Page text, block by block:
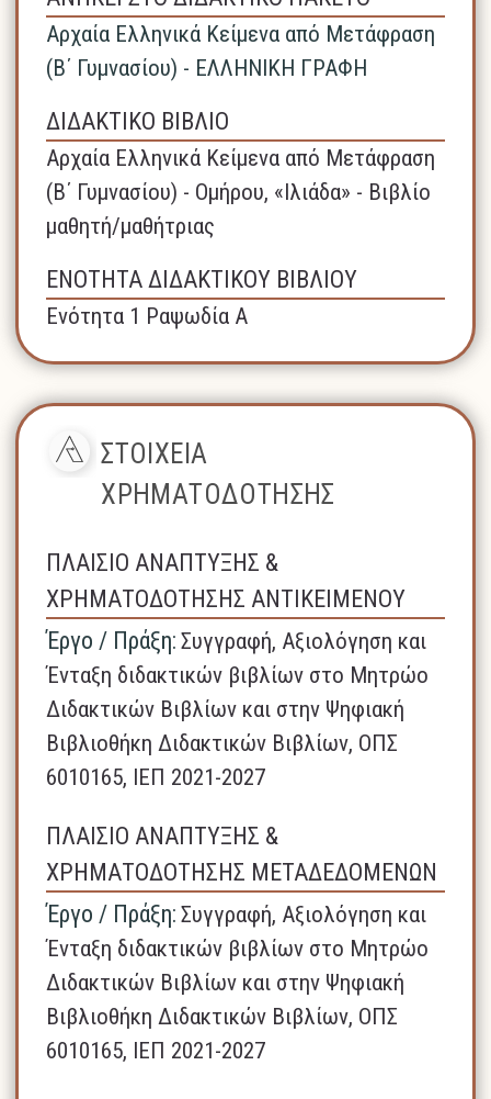
Αρχαία Ελληνικά Κείμενα από Μετάφραση
(Β΄ Γυμνασίου) - ΕΛΛΗΝΙΚΗ ΓΡΑΦΗ
ΔΙΔΑΚΤΙΚΟ ΒΙΒΛΙΟ
Αρχαία Ελληνικά Κείμενα από Μετάφραση
(Β΄ Γυμνασίου) - Ομήρου, «Ιλιάδα» - Βιβλίο
μαθητή/μαθήτριας
ΕΝΟΤΗΤΑ ΔΙΔΑΚΤΙΚΟΥ ΒΙΒΛΙΟΥ
Ενότητα 1 Ραψωδία Α
ΣΤΟΙΧΕΙΑ
ΧΡΗΜΑΤΟΔΟΤΗΣΗΣ
ΠΛΑΙΣΙΟ ΑΝΑΠΤΥΞΗΣ &
ΧΡΗΜΑΤΟΔΟΤΗΣΗΣ ΑΝΤΙΚΕΙΜΕΝΟΥ
Έργο / Πράξη: Συγγραφή, Αξιολόγηση και
Ένταξη διδακτικών βιβλίων στο Μητρώο
Διδακτικών Βιβλίων και στην Ψηφιακή
Βιβλιοθήκη Διδακτικών Βιβλίων, ΟΠΣ
6010165, ΙΕΠ 2021-2027
ΠΛΑΙΣΙΟ ΑΝΑΠΤΥΞΗΣ &
ΧΡΗΜΑΤΟΔΟΤΗΣΗΣ ΜΕΤΑΔΕΔΟΜΕΝΩΝ
Έργο / Πράξη: Συγγραφή, Αξιολόγηση και
Ένταξη διδακτικών βιβλίων στο Μητρώο
Διδακτικών Βιβλίων και στην Ψηφιακή
Βιβλιοθήκη Διδακτικών Βιβλίων, ΟΠΣ
6010165, ΙΕΠ 2021-2027